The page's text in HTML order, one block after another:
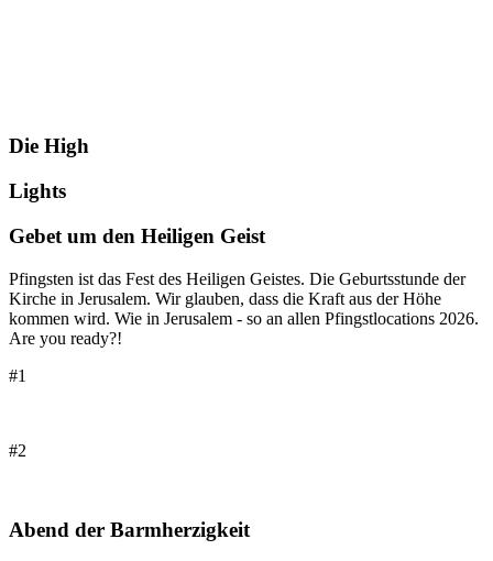
Die High
Lights
Gebet um den Heiligen Geist
Pfingsten ist das Fest des Heiligen Geistes. Die Geburtsstunde der
Kirche in Jerusalem. Wir glauben, dass die Kraft aus der Höhe
kommen wird. Wie in Jerusalem - so an allen Pfingstlocations 2026.
Are you ready?!
#1
#2
Abend der Barmherzigkeit